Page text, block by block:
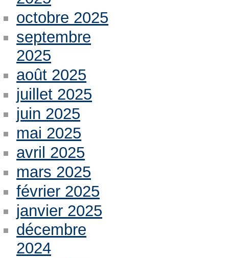
octobre 2025
septembre
2025
août 2025
juillet 2025
juin 2025
mai 2025
avril 2025
mars 2025
février 2025
janvier 2025
décembre
2024